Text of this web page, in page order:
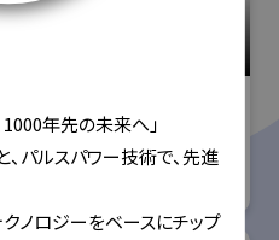
年先の未来へ」
パルスパワー技術で、先進
ノロジーをベースにチップ
ダイニチ